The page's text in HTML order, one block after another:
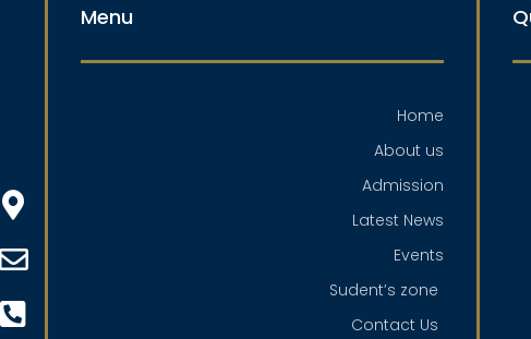
Menu
Home
About us
Admission
Latest News
Events
Sudent’s zone
Contact Us